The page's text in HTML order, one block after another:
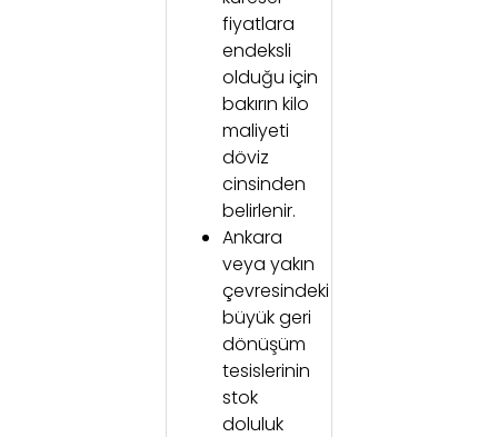
fiyatlara
endeksli
olduğu için
bakırın kilo
maliyeti
döviz
cinsinden
belirlenir.
Ankara
veya yakın
çevresindeki
büyük geri
dönüşüm
tesislerinin
stok
doluluk